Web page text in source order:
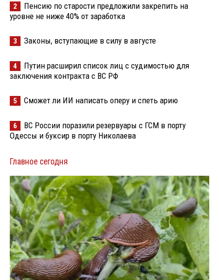
2
Пенсию по старости предложили закрепить на
уровне не ниже 40% от заработка
3 Законы, вступающие в силу в августе
4
Путин расширил список лиц с судимостью для
заключения контракта с ВС РФ
5 Сможет ли ИИ написать оперу и спеть арию
6
ВС России поразили резервуары с ГСМ в порту
Одессы и буксир в порту Николаева
Главное сегодня